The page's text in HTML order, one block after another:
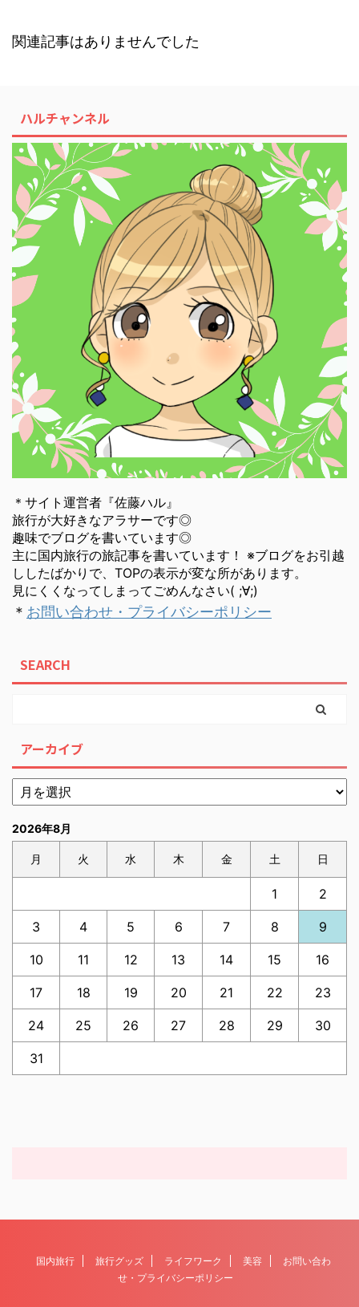
関連記事はありませんでした
ハルチャンネル
＊サイト運営者『佐藤ハル』
旅行が大好きなアラサーです◎
趣味でブログを書いています◎
主に国内旅行の旅記事を書いています！ ※ブログをお引越
ししたばかりで、TOPの表示が変な所があります。
見にくくなってしまってごめんなさい( ;∀;)
＊ お問い合わせ・プライバシーポリシー
SEARCH
アーカイブ
2026年8月
月 火 水 木 金 土 日
1 2
3 4 5 6 7 8 9
10 11 12 13 14 15 16
17 18 19 20 21 22 23
24 25 26 27 28 29 30
31
国内旅行 旅行グッズ ライフワーク 美容
お問い合わ
せ・プライバシーポリシー